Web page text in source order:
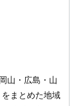
山・広島・山
まとめた地域